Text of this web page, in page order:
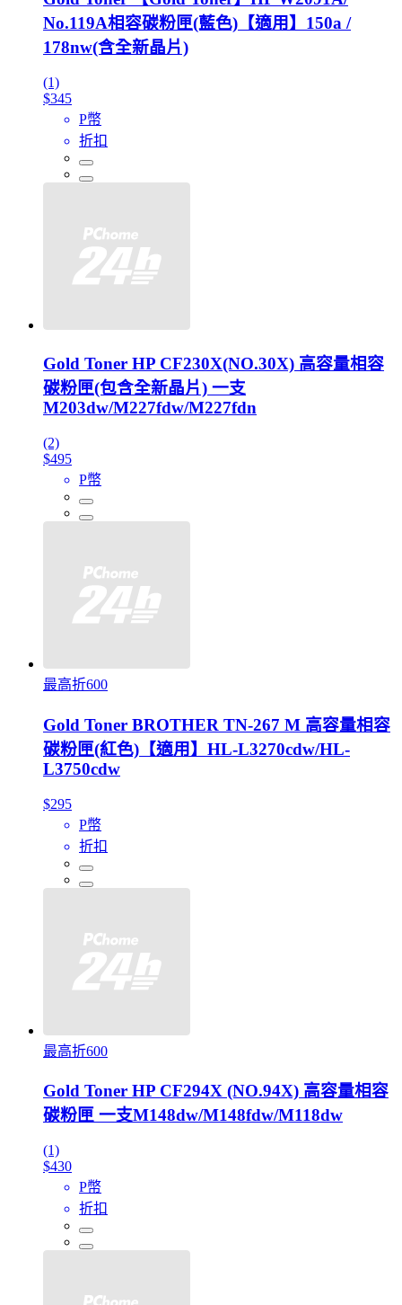
No.119A相容碳粉匣(藍色)【適用】150a /
178nw(含全新晶片)
(1)
$345
P幣
折扣
Gold Toner HP CF230X(NO.30X) 高容量相容
碳粉匣(包含全新晶片) 一支
M203dw/M227fdw/M227fdn
(2)
$495
P幣
最高折600
Gold Toner BROTHER TN-267 M 高容量相容
碳粉匣(紅色)【適用】HL-L3270cdw/HL-
L3750cdw
$295
P幣
折扣
最高折600
Gold Toner HP CF294X (NO.94X) 高容量相容
碳粉匣 一支M148dw/M148fdw/M118dw
(1)
$430
P幣
折扣